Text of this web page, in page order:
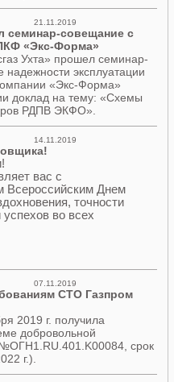
21.11.2019
семинар-совещание с
«Экс-Форма»
Ухта» прошел семинар-
эксплуатации
«Экс-Форма»
доклад на тему: «Схемы
РДПВ ЭКФО».
14.11.2019
вас с
Всероссийским Днем
точности
во всех
07.11.2019
СТО Газпром
2019 г. получила
добровольной
срок
г.).